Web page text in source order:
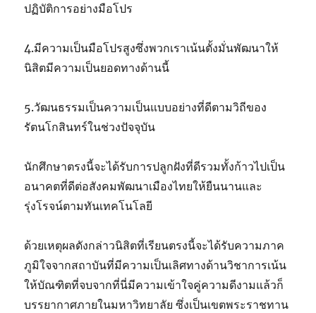
ปฏิบัติการอย่างมือโปร
4.มีความเป็นมือโปรสูงซึ่งพวกเราเน้นตั้งมั่นพัฒนาให้
นิสิตมีความเป็นยอดทางด้านนี้
5.วัฒนธรรมเป็นความเป็นแบบอย่างที่ดีตามวิถีของ
รัตนโกสินทร์ในช่วงปัจจุบัน
นักศึกษาตรงนี้จะได้รับการปลูกฝังที่ดีรวมทั้งก้าวไปเป็น
อนาคตที่ดีต่อสังคมพัฒนาเมืองไทยให้ยืนนานและ
รุ่งโรจน์ตามทันเทคโนโลยี
ด้วยเหตุผลดังกล่าวนิสิตที่เรียนตรงนี้จะได้รับความภาค
ภูมิใจจากสถาบันที่มีความเป็นเลิศทางด้านวิชาการเน้น
ให้บัณฑิตที่จบจากที่นี่มีความเข้าใจคู่ความดีงามแล้วก็
บรรยากาศภายในมหาวิทยาลัย ซึ่งเป็นเขตพระราชทาน